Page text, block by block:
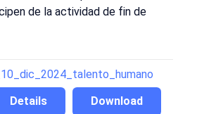
de la actividad de fin de
Download
Details